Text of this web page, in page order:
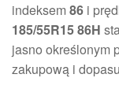
indeksem 86 i
185/55R15 86H
jasno określonym
zakupową i